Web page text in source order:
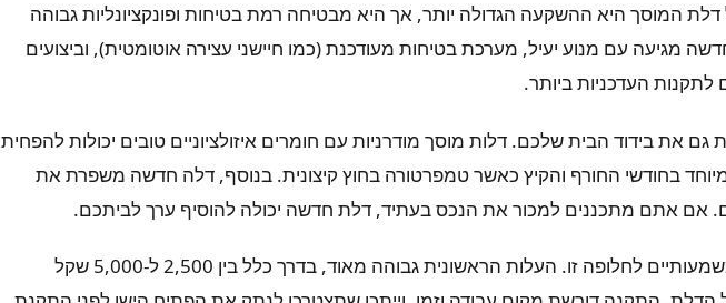
המוסך היא ההשקעה הגדולה יותר, אך היא מבטיחה רמת בטיחות ופונקציונליות גבוהה
מגיעה עם מנוע יעיל, מערכת בטיחות מעודכנת (כמו חיישני עצירה אוטומטית), וביצועים
העדכניות ביותר.
את בידוד הבית שלכם. דלות מוסך מודרניות עם חומרים איזולציוניים טובים יכולות להפחית
בחודשי החורף והקיץ כאשר טמפרטורה בחוץ קיצונית. בנוסף, דלה חדשה משפרת את
אם אתם מתכננים למכור את הנכס בעתיד, דלת חדשה יכולה להוסיף ערך לביתכם.
הם גם חסרונות משמעותיים לחלופה זו. העלות הראשונית גבוהה מאוד, בדרך כלל בין 2,500 ל-5,000 שקל